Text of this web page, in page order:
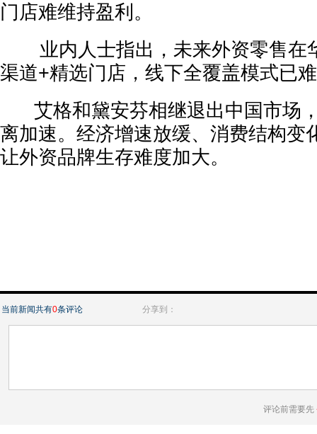
门店难维持盈利。
业内人士指出，未来外资零售在
渠道+精选门店，线下全覆盖模式已
艾格和黛安芬相继退出中国市场
离加速。经济增速放缓、消费结构变
让外资品牌生存难度加大。
当前新闻共有0条评论 分享到：
评论前需要先